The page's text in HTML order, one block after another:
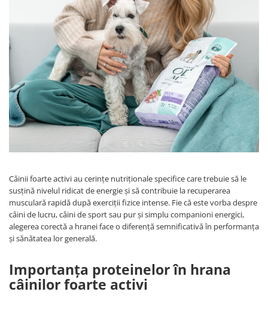
Câinii foarte activi au cerințe nutriționale specifice care trebuie să le
susțină nivelul ridicat de energie și să contribuie la recuperarea
musculară rapidă după exerciții fizice intense. Fie că este vorba despre
câini de lucru, câini de sport sau pur și simplu companioni energici,
alegerea corectă a hranei face o diferență semnificativă în performanța
și sănătatea lor generală.
Importanța proteinelor în hrana
câinilor foarte activi